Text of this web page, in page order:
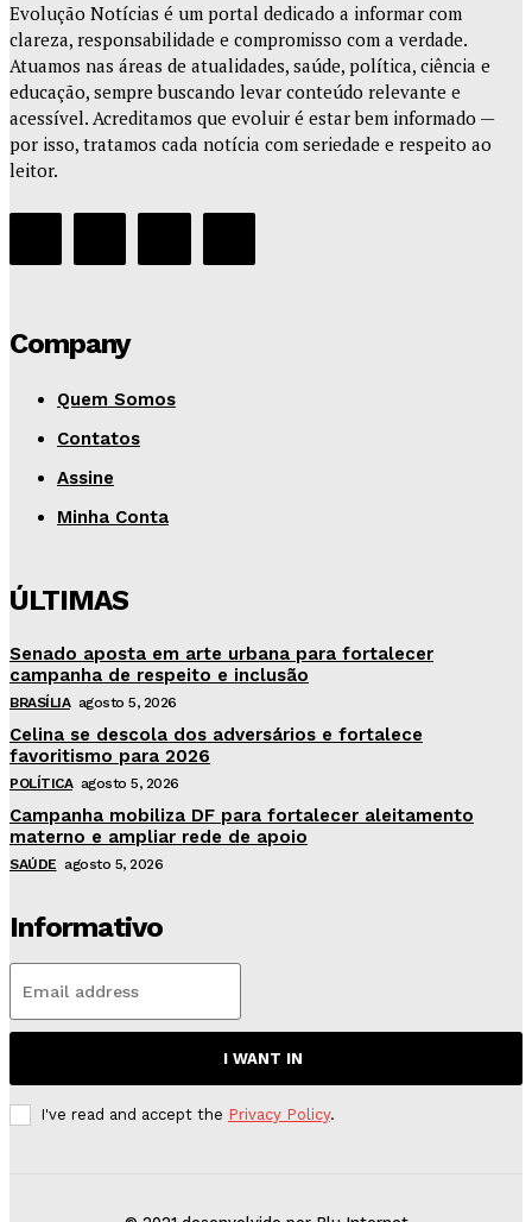
Evolução Notícias é um portal dedicado a informar com
clareza, responsabilidade e compromisso com a verdade.
Atuamos nas áreas de atualidades, saúde, política, ciência e
educação, sempre buscando levar conteúdo relevante e
acessível. Acreditamos que evoluir é estar bem informado —
por isso, tratamos cada notícia com seriedade e respeito ao
leitor.
Company
Quem Somos
Contatos
Assine
Minha Conta
ÚLTIMAS
Senado aposta em arte urbana para fortalecer
campanha de respeito e inclusão
BRASÍLIA agosto 5, 2026
Celina se descola dos adversários e fortalece
favoritismo para 2026
POLÍTICA agosto 5, 2026
Campanha mobiliza DF para fortalecer aleitamento
materno e ampliar rede de apoio
SAÚDE agosto 5, 2026
Informativo
I WANT IN
I've read and accept the Privacy Policy.